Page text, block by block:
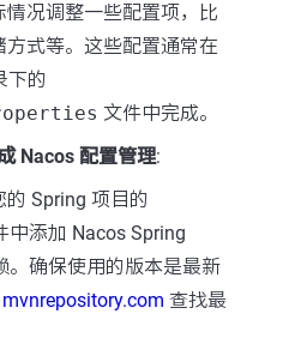
况调整一些配置项，比
式等。这些配置通常在
下的
文件中完成。
Nacos 配置管理:
的 Spring 项目的
中添加 Nacos Spring
。确保使用的版本是最新
mvnrepository.com 查找最